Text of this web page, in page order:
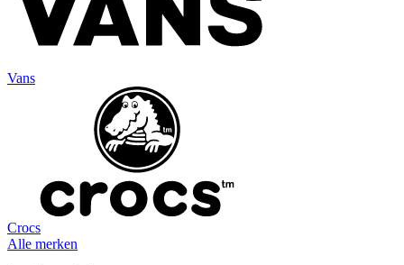
Vans
Crocs
Alle merken